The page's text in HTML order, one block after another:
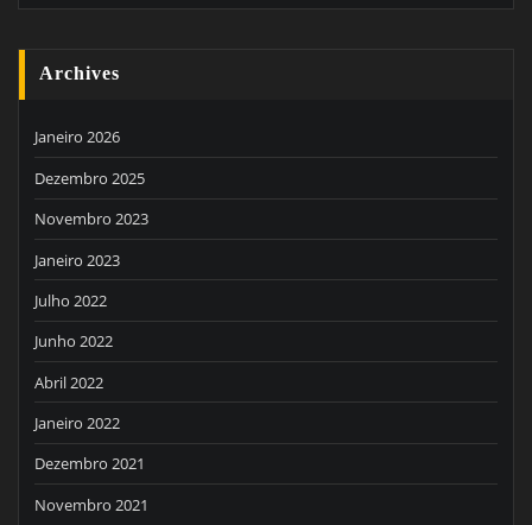
Archives
Janeiro 2026
Dezembro 2025
Novembro 2023
Janeiro 2023
Julho 2022
Junho 2022
Abril 2022
Janeiro 2022
Dezembro 2021
Novembro 2021